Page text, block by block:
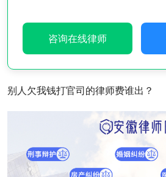
咨询在线律师
别人欠我钱打官司的律师费谁出？